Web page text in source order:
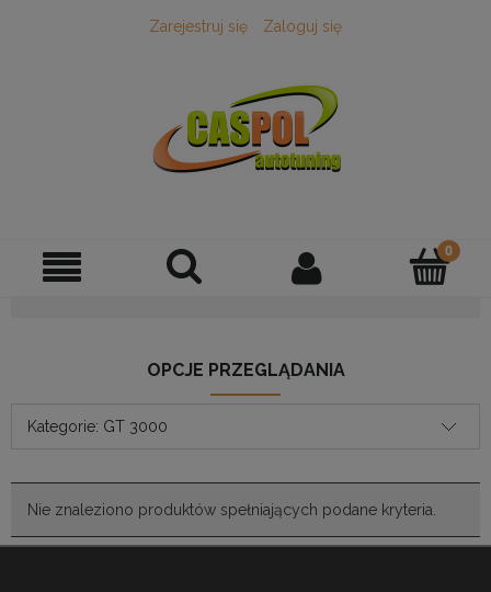
Zarejestruj się Zaloguj się
OPCJE PRZEGLĄDANIA
Kategorie: GT 3000
Nie znaleziono produktów spełniających podane kryteria.